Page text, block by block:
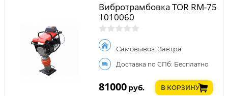
Вибротрамбовка TOR RM-75
1010060
Самовывоз: Завтра
Доставка по СПб: Бесплатно
81000 руб. В КОРЗИНУ